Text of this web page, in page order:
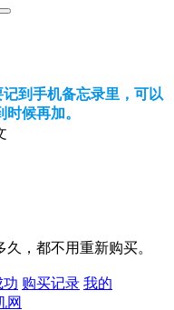
记到手机备忘录里，可以
候再加。
，都不用重新购买。
功 购买记录 我的